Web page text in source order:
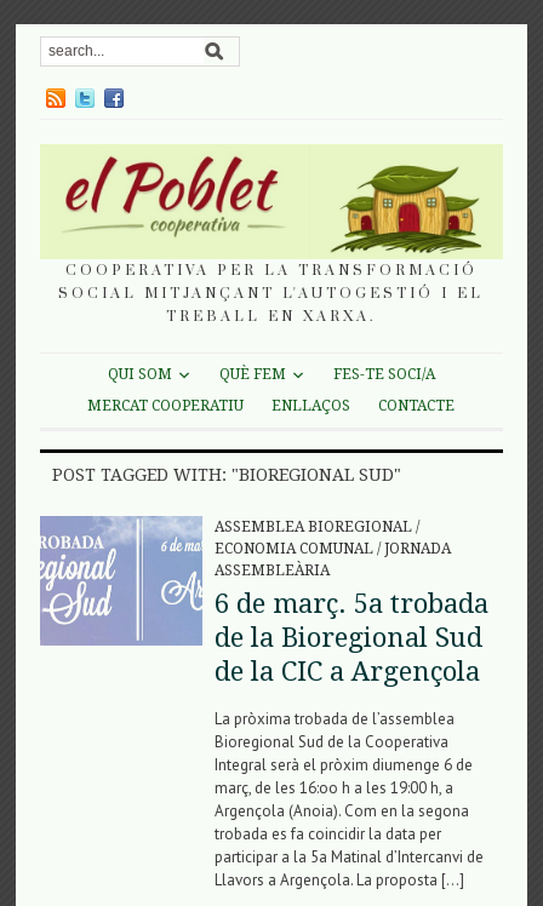
COOPERATIVA PER LA TRANSFORMACIÓ
SOCIAL MITJANÇANT L'AUTOGESTIÓ I EL
TREBALL EN XARXA.
QUI SOM QUÈ FEM
FES-TE SOCI/A
MERCAT COOPERATIU
ENLLAÇOS CONTACTE
POST TAGGED WITH: "BIOREGIONAL SUD"
ASSEMBLEA BIOREGIONAL/
ECONOMIA COMUNAL/JORNADA
ASSEMBLEÀRIA
6 de març. 5a trobada
de la Bioregional Sud
de la CIC a Argençola
La pròxima trobada de l’assemblea
Bioregional Sud de la Cooperativa
Integral serà el pròxim diumenge 6 de
març, de les 16:oo h a les 19:00 h, a
Argençola (Anoia). Com en la segona
trobada es fa coincidir la data per
participar a la 5a Matinal d’Intercanvi de
Llavors a Argençola. La proposta […]